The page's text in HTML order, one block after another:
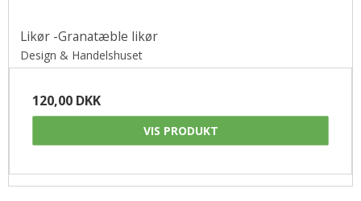
Likør -Granatæble likør
Design & Handelshuset
120,00 DKK
VIS PRODUKT